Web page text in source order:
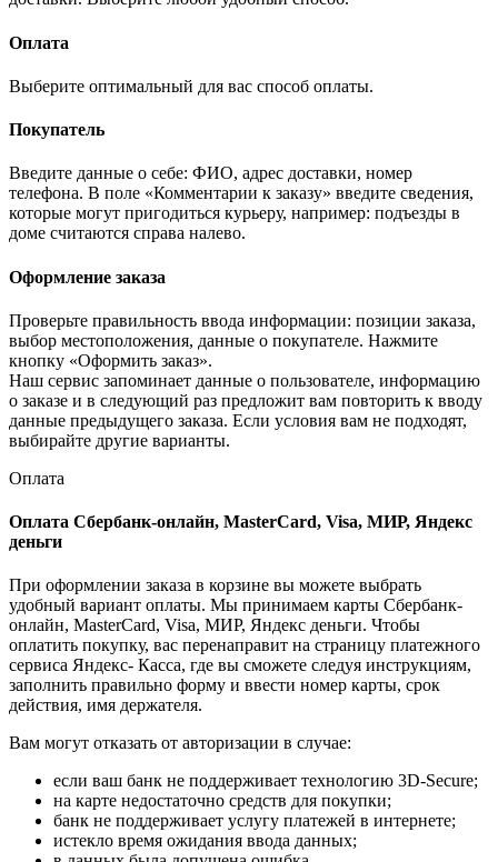
Оплата
Выберите оптимальный для вас способ оплаты.
Покупатель
Введите данные о себе: ФИО, адрес доставки, номер
телефона. В поле «Комментарии к заказу» введите сведения,
которые могут пригодиться курьеру, например: подъезды в
доме считаются справа налево.
Оформление заказа
Проверьте правильность ввода информации: позиции заказа,
выбор местоположения, данные о покупателе. Нажмите
кнопку «Оформить заказ».
Наш сервис запоминает данные о пользователе, информацию
о заказе и в следующий раз предложит вам повторить к вводу
данные предыдущего заказа. Если условия вам не подходят,
выбирайте другие варианты.
Оплата
Оплата Сбербанк-онлайн, MasterCard, Visa, МИР, Яндекс
деньги
При оформлении заказа в корзине вы можете выбрать
удобный вариант оплаты. Мы принимаем карты Сбербанк-
онлайн, MasterCard, Visa, МИР, Яндекс деньги. Чтобы
оплатить покупку, вас перенаправит на страницу платежного
сервиса Яндекс- Касса, где вы сможете следуя инструкциям,
заполнить правильно форму и ввести номер карты, срок
действия, имя держателя.
Вам могут отказать от авторизации в случае:
если ваш банк не поддерживает технологию 3D-Secure;
на карте недостаточно средств для покупки;
банк не поддерживает услугу платежей в интернете;
истекло время ожидания ввода данных;